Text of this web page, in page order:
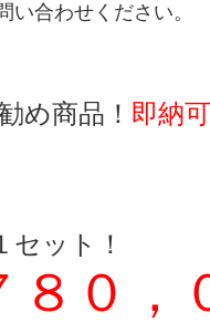
合わせください。
め商品！ 即納可
セット！
８０，